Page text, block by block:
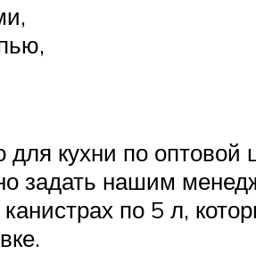
кухни по
задать нашим
по 5 л,